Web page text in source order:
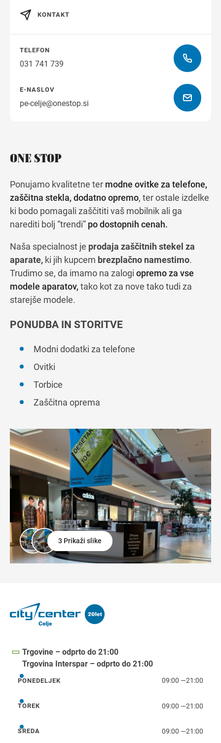
ONE STOP
Ponujamo kvalitetne ter modne ovitke za telefone,
zaščitna stekla, dodatno opremo, ter ostale izdelke
ki bodo pomagali zaščititi vaš mobilnik ali ga
narediti bolj “trendi” po dostopnih cenah.
Naša specialnost je prodaja zaščitnih stekel za
aparate, ki jih kupcem brezplačno namestimo.
Trudimo se, da imamo na zalogi opremo za vse
modele aparatov, tako kot za nove tako tudi za
starejše modele.
PONUDBA IN STORITVE
Modni dodatki za telefone
Ovitki
Torbice
Zaščitna oprema
KONTAKT
TELEFON
031 741 739
E-NASLOV
pe-celje@onestop.si
3 Prikaži slike
Trgovine – odprto do 21:00
Trgovina Interspar – odprto do 21:00
ponedeljek
PONEDELJEK 09:00 —21:00
torek
TOREK 09:00 —21:00
sreda
SREDA 09:00 —21:00